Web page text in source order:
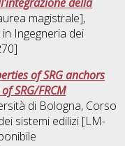
magistrale],
Ingegneria dei
of SRG anchors
SRG/FRCM
di Bologna, Corso
sistemi edilizi [LM-